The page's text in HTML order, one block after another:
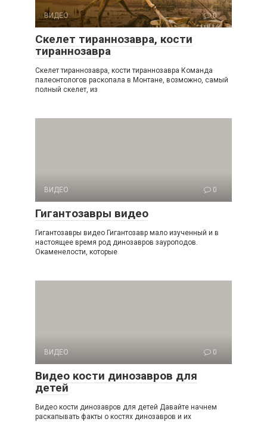
ВИДЕО 0
Скелет тираннозавра, кости
тираннозавра
Скелет тираннозавра, кости тираннозавра Команда
палеонтологов раскопала в Монтане, возможно, самый
полный скелет, из
ВИДЕО 0
Гигантозавры видео
Гигантозавры видео Гигантозавр мало изученный и в
настоящее время род динозавров зауроподов.
Окаменелости, которые
ВИДЕО 0
Видео кости динозавров для
детей
Видео кости динозавров для детей Давайте начнем
раскапывать факты о костях динозавров и их